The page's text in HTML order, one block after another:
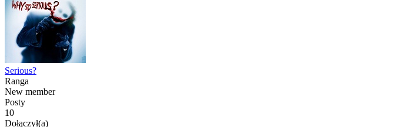
Serious?
Ranga
New member
Posty
10
Dołączył(a)